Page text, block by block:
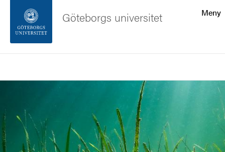
Sidfoten
Meny
Göteborgs universitet
Bild